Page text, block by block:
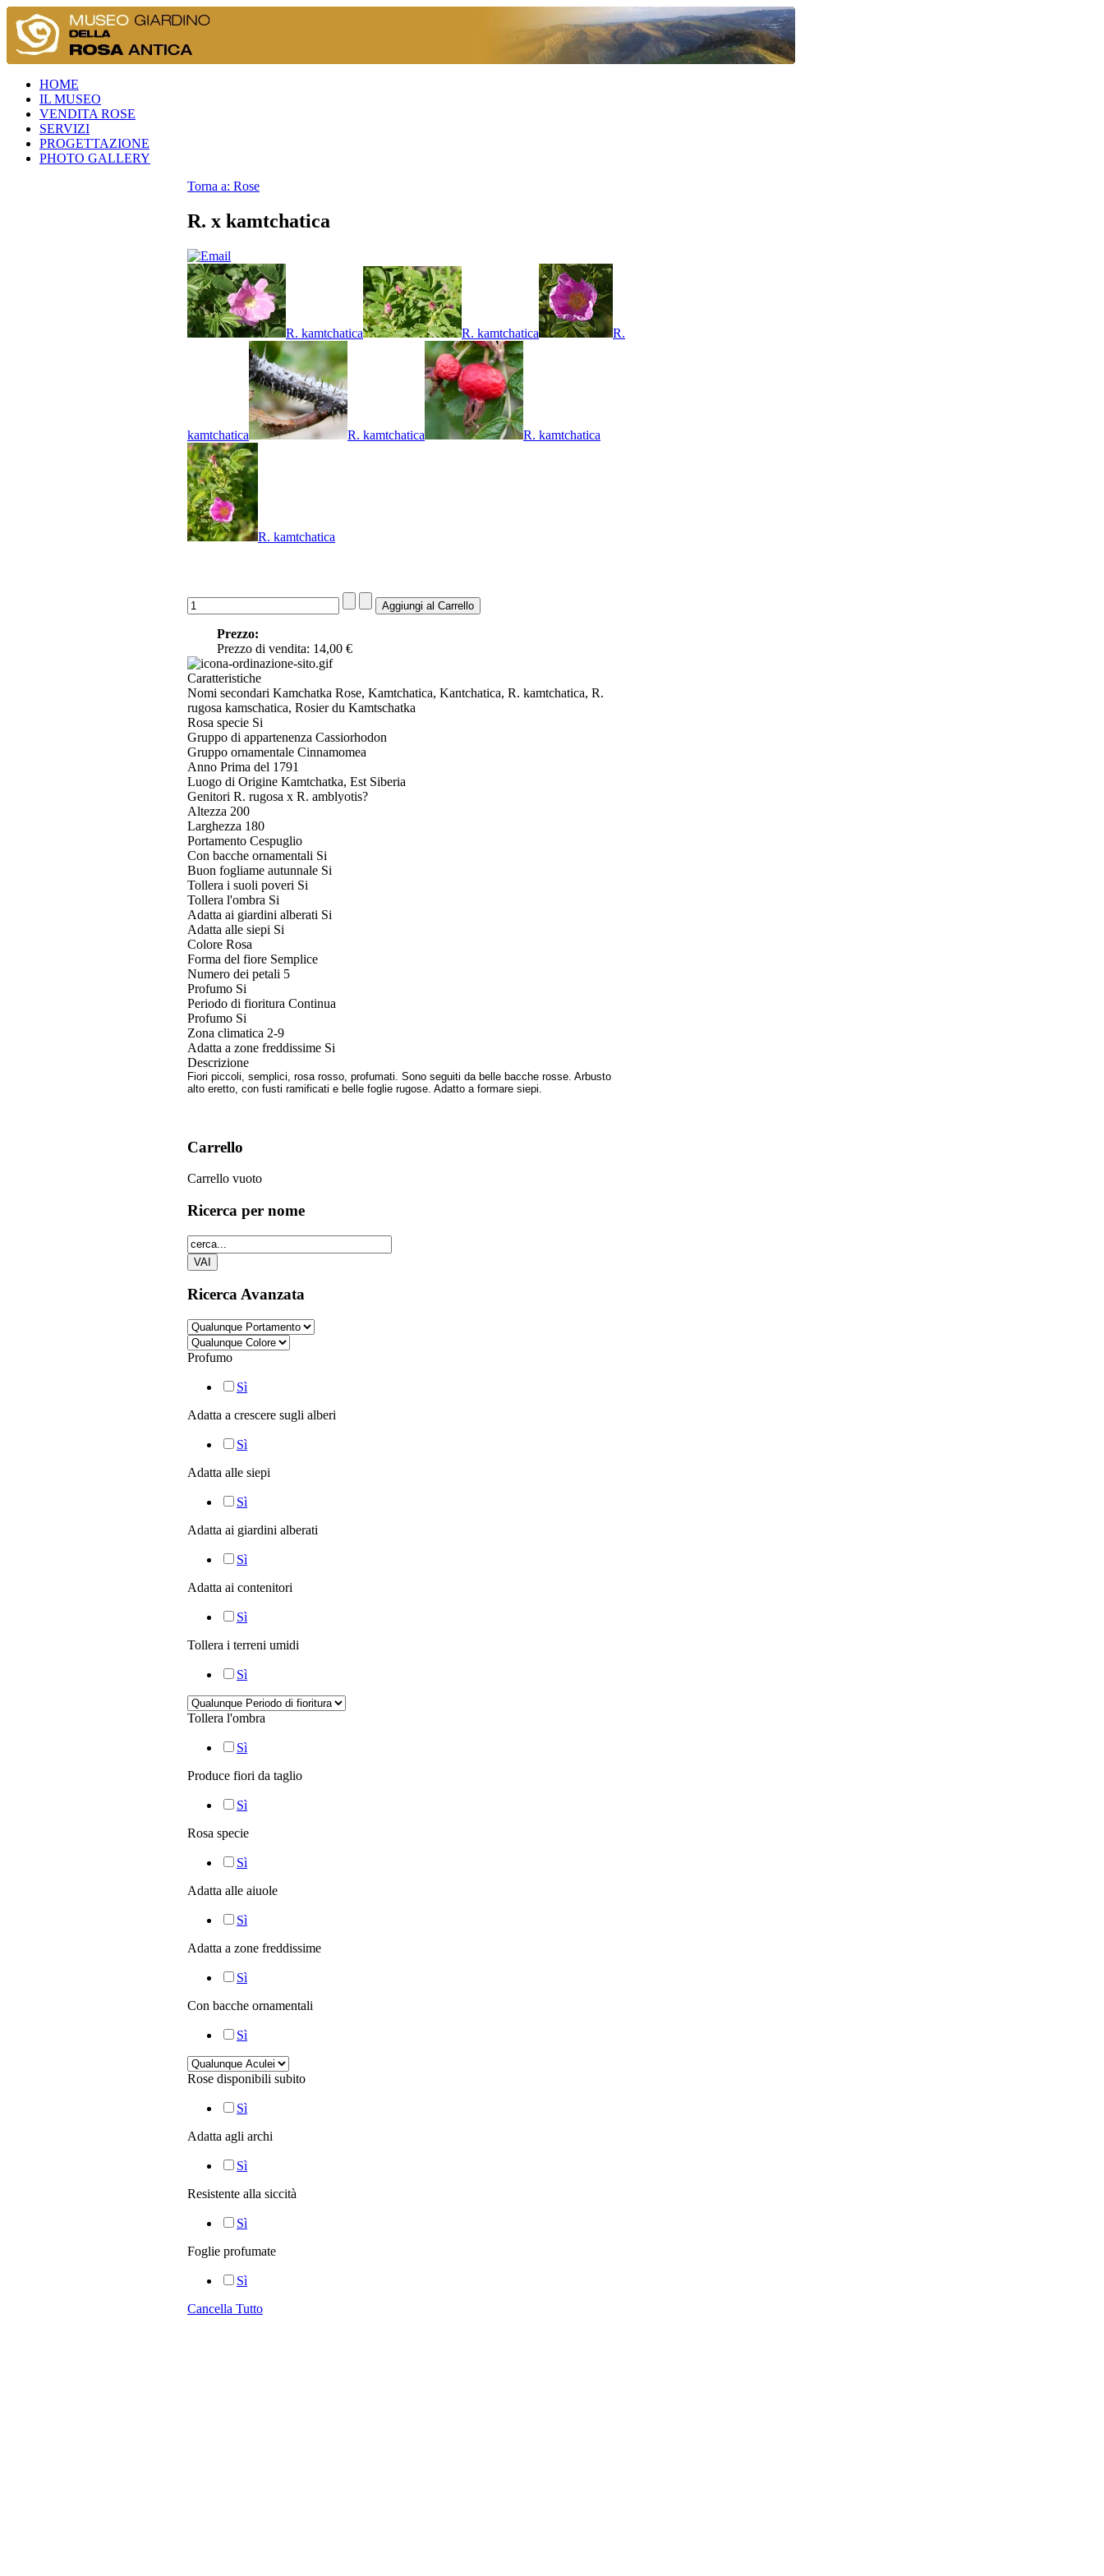
HOME
IL MUSEO
VENDITA ROSE
SERVIZI
PROGETTAZIONE
PHOTO GALLERY
Torna a: Rose
R. x kamtchatica
R. kamtchatica R. kamtchatica R.
kamtchatica R. kamtchatica R. kamtchatica
R. kamtchatica
Prezzo:
Prezzo di vendita: 14,00 €
Caratteristiche
Nomi secondari Kamchatka Rose, Kamtchatica, Kantchatica, R. kamtchatica, R.
rugosa kamschatica, Rosier du Kamtschatka
Rosa specie Si
Gruppo di appartenenza Cassiorhodon
Gruppo ornamentale Cinnamomea
Anno Prima del 1791
Luogo di Origine Kamtchatka, Est Siberia
Genitori R. rugosa x R. amblyotis?
Altezza 200
Larghezza 180
Portamento Cespuglio
Con bacche ornamentali Si
Buon fogliame autunnale Si
Tollera i suoli poveri Si
Tollera l'ombra Si
Adatta ai giardini alberati Si
Adatta alle siepi Si
Colore Rosa
Forma del fiore Semplice
Numero dei petali 5
Profumo Si
Periodo di fioritura Continua
Profumo Si
Zona climatica 2-9
Adatta a zone freddissime Si
Descrizione
Fiori piccoli, semplici, rosa rosso, profumati. Sono seguiti da belle bacche rosse. Arbusto
alto eretto, con fusti ramificati e belle foglie rugose. Adatto a formare siepi.
Carrello
Carrello vuoto
Ricerca per nome
RicercaAvanzata
Profumo
Sì
Adatta a crescere sugli alberi
Sì
Adatta alle siepi
Sì
Adatta ai giardini alberati
Sì
Adatta ai contenitori
Sì
Tollera i terreni umidi
Sì
Tollera l'ombra
Sì
Produce fiori da taglio
Sì
Rosa specie
Sì
Adatta alle aiuole
Sì
Adatta a zone freddissime
Sì
Con bacche ornamentali
Sì
Rose disponibili subito
Sì
Adatta agli archi
Sì
Resistente alla siccità
Sì
Foglie profumate
Sì
Cancella Tutto